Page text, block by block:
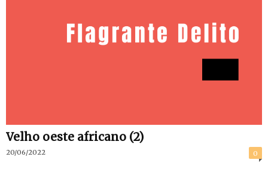
Velho oeste africano (2)
20/06/2022 0